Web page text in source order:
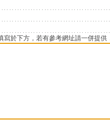
寫於下方，若有參考網址請一併提供